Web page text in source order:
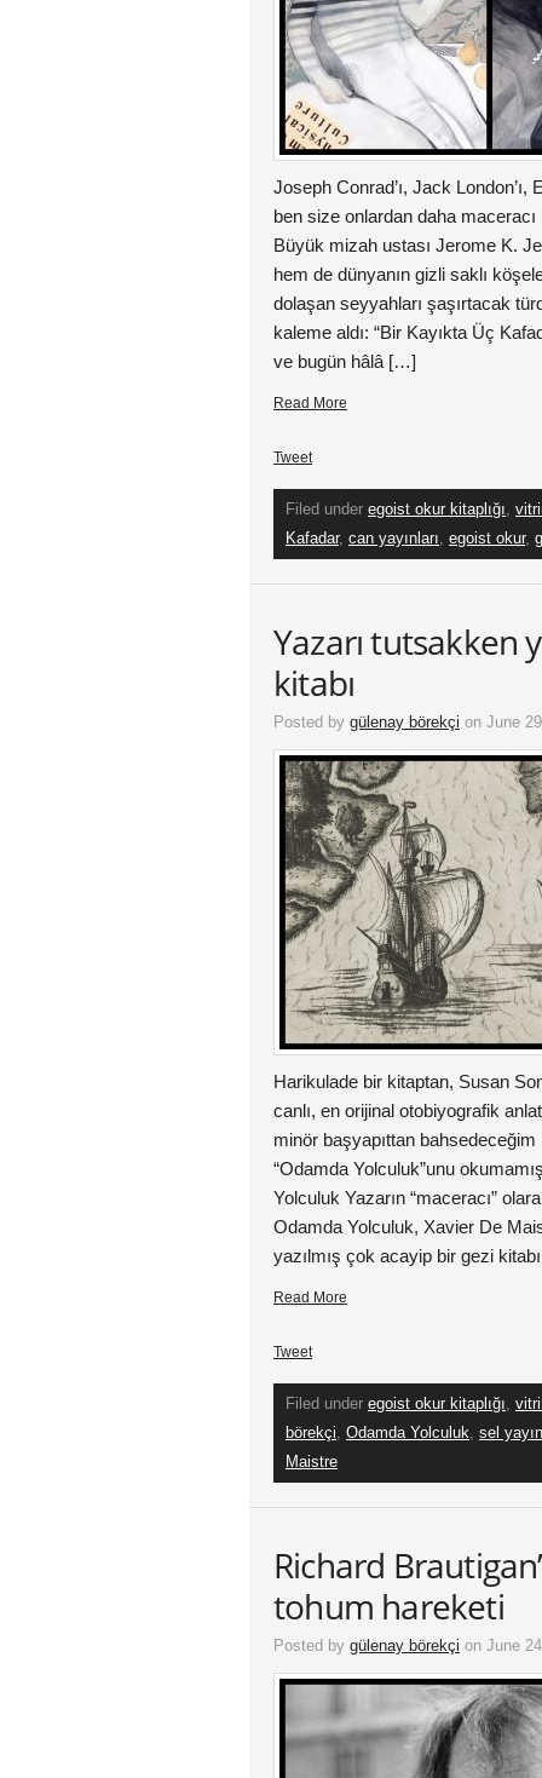
Joseph Conrad’ı, Jack
ben size onlardan daha
Büyük mizah ustası Jerome K.
hem de dünyanın gizli saklı
dolaşan seyyahları şaşırtacak
kaleme aldı: “Bir Kayıkta Üç
ve bugün hâlâ […]
Read More
Tweet
Filed under egoist okur kitaplığı,
Kafadar, can yayınları, egoist okur,
Yazarı tutsakken
kitabı
Posted by gülenay börekçi on June
Harikulade bir kitaptan, Susan
canlı, en orijinal otobiyografik
minör başyapıttan
“Odamda Yolculuk”unu
Yolculuk Yazarın “maceracı”
Odamda Yolculuk, Xavier De
yazılmış çok acayip bir gezi
Read More
Tweet
Filed under egoist okur kitaplığı,
börekçi, Odamda Yolculuk, sel
Maistre
Richard
tohum hareketi
Posted by gülenay börekçi on June